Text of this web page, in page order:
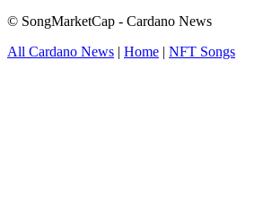
© SongMarketCap - Cardano News
All Cardano News | Home | NFT Songs